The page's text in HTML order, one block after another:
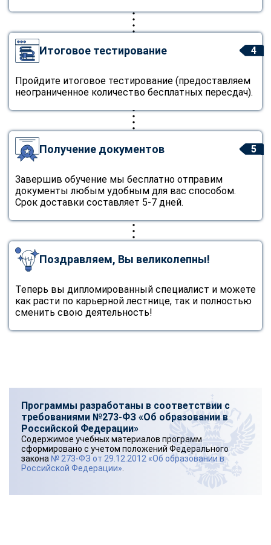
4
Итоговое тестирование
Пройдите итоговое тестирование (предоставляем
неограниченное количество бесплатных пересдач).
5
Получение документов
Завершив обучение мы бесплатно отправим
документы любым удобным для вас способом.
Срок доставки составляет 5-7 дней.
Поздравляем, Вы великолепны!
Теперь вы дипломированный специалист и можете
как расти по карьерной лестнице, так и полностью
сменить свою деятельность!
Программы разработаны в соответствии с
требованиями №273-ФЗ «Об образовании в
Российской Федерации»
Содержимое учебных материалов программ
сформировано с учетом положений Федерального
закона № 273-ФЗ от 29.12.2012 «Об образовании в
Российской Федерации»